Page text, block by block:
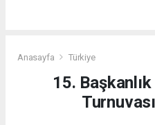
Anasayfa Türkiye
15.